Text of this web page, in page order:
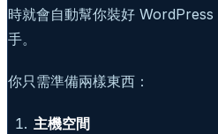
時就會自動幫你裝好
手。
你只需準備兩樣東西：
主機空間